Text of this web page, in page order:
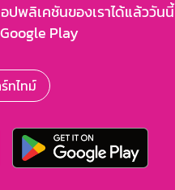
ปพลิเคชันของเราได้แล้ววันนี้
Play
ทไทม์